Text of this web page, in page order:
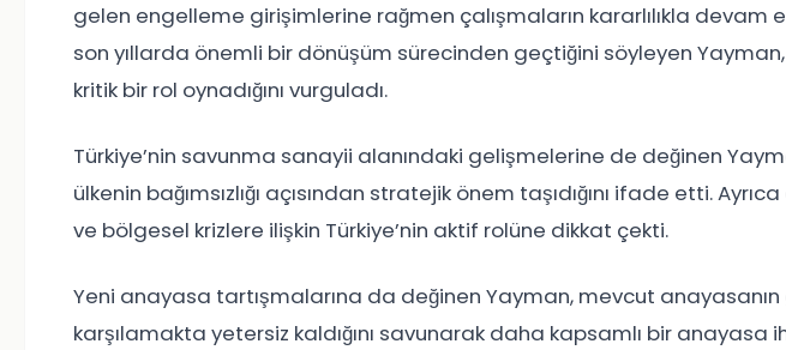
gelen engelleme girişimlerine rağmen çalışmaların kararlılıkla devam
son yıllarda önemli bir dönüşüm sürecinden geçtiğini söyleyen Yayman,
kritik bir rol oynadığını vurguladı.
Türkiye’nin savunma sanayii alanındaki gelişmelerine de değinen
ülkenin bağımsızlığı açısından stratejik önem taşıdığını ifade etti.
ve bölgesel krizlere ilişkin Türkiye’nin aktif rolüne dikkat çekti.
Yeni anayasa tartışmalarına da değinen Yayman, mevcut anayasanın
karşılamakta yetersiz kaldığını savunarak daha kapsamlı bir anayasa